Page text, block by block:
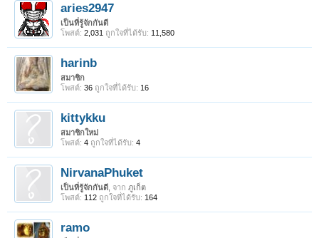
aries2947
เป็นที่รู้จักกันดี
โพสต์: 2,031 ถูกใจที่ได้รับ: 11,580
harinb
สมาชิก
โพสต์: 36 ถูกใจที่ได้รับ: 16
kittykku
สมาชิกใหม่
โพสต์: 4 ถูกใจที่ได้รับ: 4
NirvanaPhuket
เป็นที่รู้จักกันดี จาก ภูเก็ต
โพสต์: 112 ถูกใจที่ได้รับ: 164
ramo